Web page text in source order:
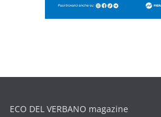
ECO DEL VERBANO magazine